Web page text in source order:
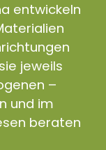
entwickeln
jeweils
–
und im
beraten